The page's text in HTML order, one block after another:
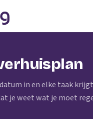
in en elke taak
je weet wat je moet